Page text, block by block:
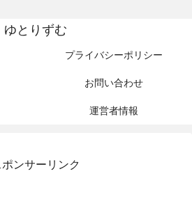
ゆとりずむ
プライバシーポリシー
お問い合わせ
運営者情報
ポンサーリンク